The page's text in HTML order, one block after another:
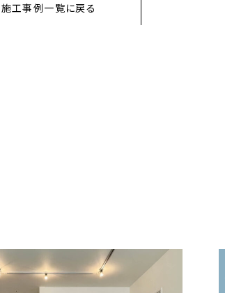
施工事例一覧に戻る